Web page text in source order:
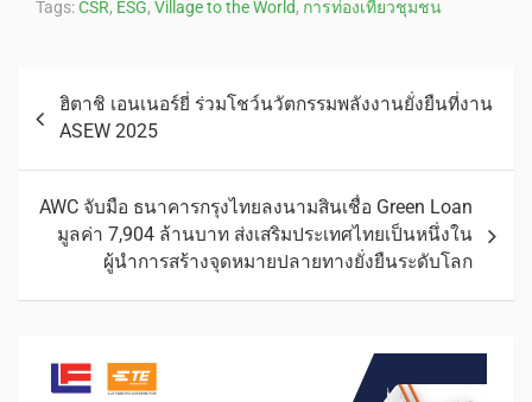
Tags:CSR, ESG, Village to the World, การท่องเที่ยวชุมชน
ฮิตาชิ เอนเนอร์ยี่ ร่วมโชว์นวัตกรรมพลังงานยั่งยืนที่งาน
ASEW 2025
AWC จับมือ ธนาคารกรุงไทยลงนามสินเชื่อ Green Loan
มูลค่า 7,904 ล้านบาท ส่งเสริมประเทศไทยเป็นหนึ่งใน
ผู้นำการสร้างจุดหมายปลายทางยั่งยืนระดับโลก